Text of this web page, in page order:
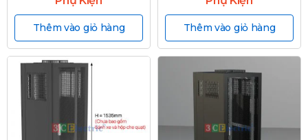
Thêm vào giỏ hàng Thêm vào giỏ hàng